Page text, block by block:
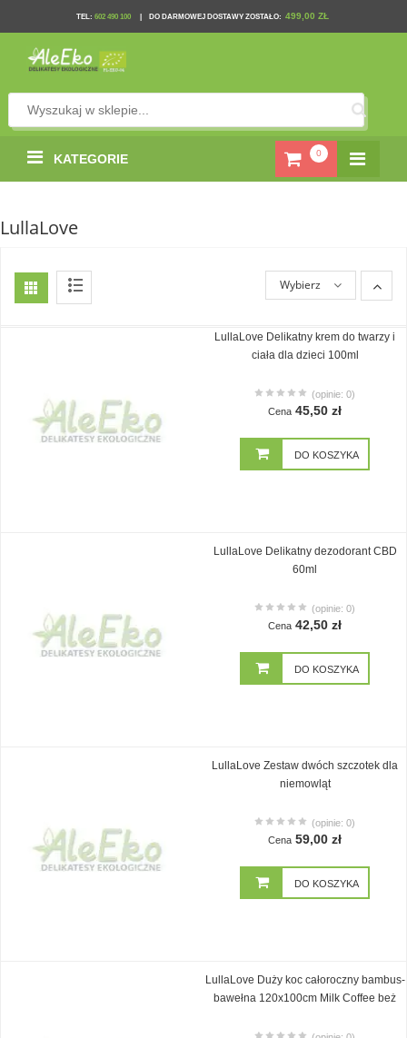
TEL: 602 490 100 DO DARMOWEJ DOSTAWY ZOSTAŁO: 499,00 ZŁ
0
KATEGORIE
LullaLove
Wybierz
LullaLove Delikatny krem do twarzy i
ciała dla dzieci 100ml
(opinie: 0)
Cena 45,50 zł
DO KOSZYKA
LullaLove Delikatny dezodorant CBD
60ml
(opinie: 0)
Cena 42,50 zł
DO KOSZYKA
LullaLove Zestaw dwóch szczotek dla
niemowląt
(opinie: 0)
Cena 59,00 zł
DO KOSZYKA
LullaLove Duży koc całoroczny bambus-
bawełna 120x100cm Milk Coffee beż